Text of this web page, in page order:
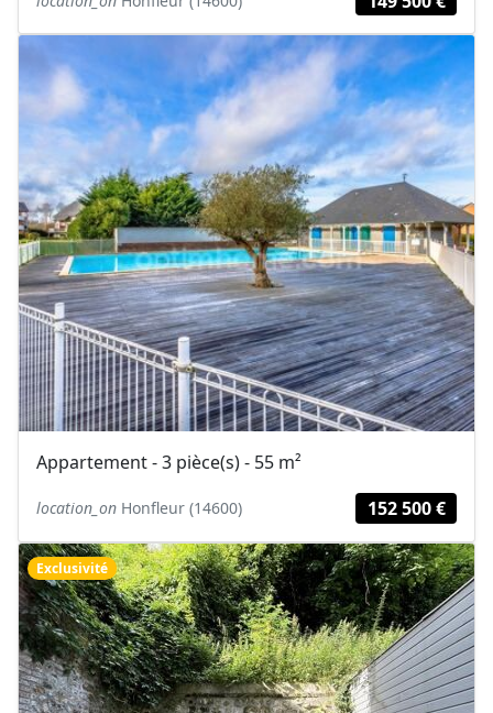
Appartement - 3 pièce(s) - 55 m²
location_on Honfleur (14600) 152 500 €
Exclusivité